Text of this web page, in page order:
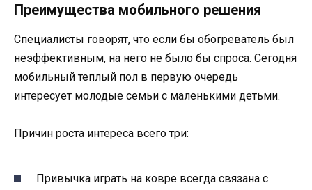
Преимущества мобильного решения
Специалисты говорят, что если бы обогреватель был
неэффективным, на него не было бы спроса. Сегодня
мобильный теплый пол в первую очередь
интересует молодые семьи с маленькими детьми.
Причин роста интереса всего три:
Привычка играть на ковре всегда связана с